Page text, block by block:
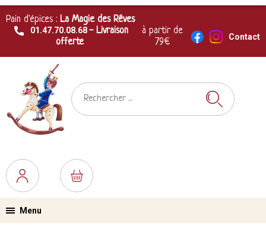
Pain d'épices : La Magie des Rêves
01.47.70.08.68- Livraison
offerte
à partir de
79€
Contact
Menu